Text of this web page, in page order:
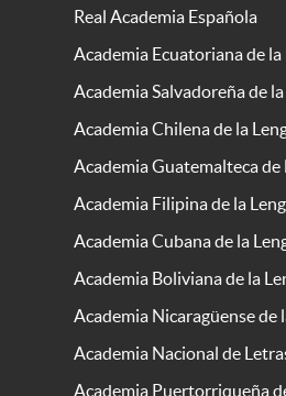
Real Academia Española
Academia Ecuatoriana de la
Academia Salvadoreña de
Academia Chilena de la
Academia Guatemalteca de
Academia Filipina de la
Academia Cubana de la
Academia Boliviana de la
Academia Nicaragüense de
Academia Nacional de
Academia Puertorriqueña